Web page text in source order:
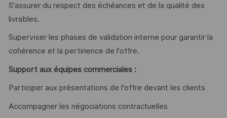
S'assurer du respect des échéances et de la qualité des
livrables.
Superviser les phases de validation interne pour garantir la
cohérence et la pertinence de l'offre.
Support aux équipes commerciales :
Participer aux présentations de l'offre devant les clients
Accompagner les négociations contractuelles